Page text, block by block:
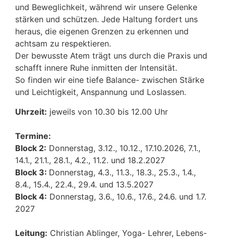
und Beweglichkeit, während wir unsere Gelenke
stärken und schützen. Jede Haltung fordert uns
heraus, die eigenen Grenzen zu erkennen und
achtsam zu respektieren.
Der bewusste Atem trägt uns durch die Praxis und
schafft innere Ruhe inmitten der Intensität.
So finden wir eine tiefe Balance- zwischen Stärke
und Leichtigkeit, Anspannung und Loslassen.
Uhrzeit: jeweils von 10.30 bis 12.00 Uhr
Termine:
Block 2: Donnerstag, 3.12., 10.12., 17.10.2026, 7.1.,
14.1., 21.1., 28.1., 4.2., 11.2. und 18.2.2027
Block 3: Donnerstag, 4.3., 11.3., 18.3., 25.3., 1.4.,
8.4., 15.4., 22.4., 29.4. und 13.5.2027
Block 4: Donnerstag, 3.6., 10.6., 17.6., 24.6. und 1.7.
2027
Leitung: Christian Ablinger, Yoga- Lehrer, Lebens-